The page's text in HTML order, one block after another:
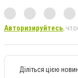
Авторизируйтесь,
Діліться цією